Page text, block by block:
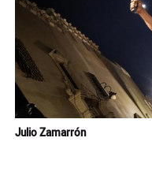
Julio Zamarrón